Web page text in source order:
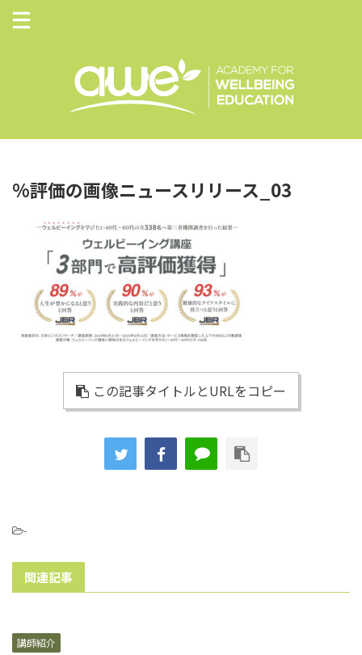
%評価の画像ニュースリリース_03
この記事タイトルとURLをコピー
-
関連記事
講師紹介